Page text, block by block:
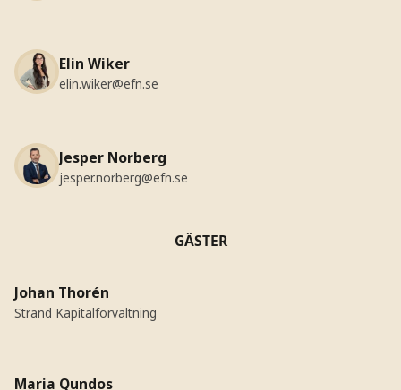
Elin Wiker
elin.wiker@efn.se
Jesper Norberg
jesper.norberg@efn.se
GÄSTER
Johan Thorén
Strand Kapitalförvaltning
Maria Qundos